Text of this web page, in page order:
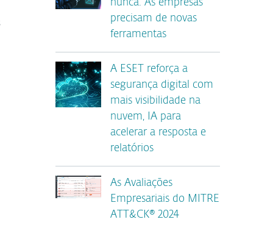
nunca. As empresas
precisam de novas
ferramentas
A ESET reforça a
segurança digital com
mais visibilidade na
nuvem, IA para
acelerar a resposta e
relatórios
As Avaliações
Empresariais do MITRE
ATT&CK® 2024